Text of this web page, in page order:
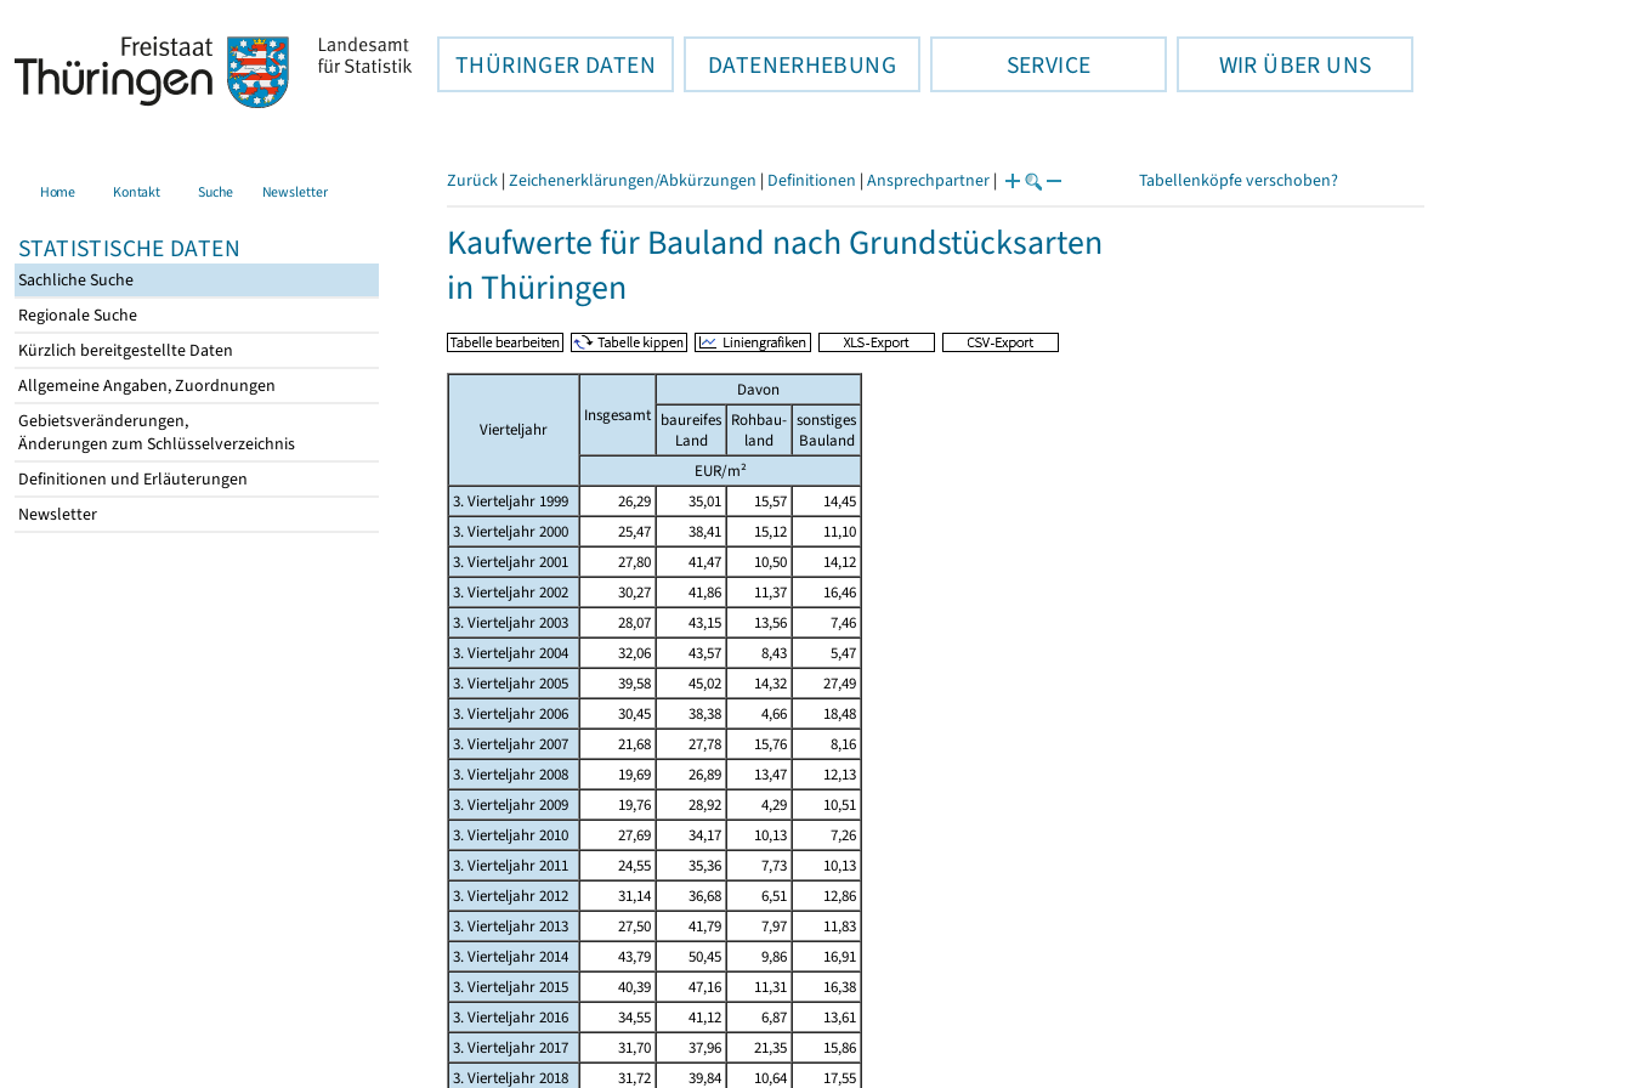
THÜRINGER DATEN DATENERHEBUNG SERVICE WIR ÜBER UNS
Home Kontakt Suche Newsletter
STATISTISCHE DATEN
Sachliche Suche
Regionale Suche
Kürzlich bereitgestellte Daten
Allgemeine Angaben, Zuordnungen
Gebietsveränderungen,
Änderungen zum Schlüsselverzeichnis
Definitionen und Erläuterungen
Newsletter
Zurück | Zeichenerklärungen/Abkürzungen | Definitionen | Ansprechpartner | Tabellenköpfe verschoben?
Kaufwerte für Bauland nach Grundstücksarten
in Thüringen
Vierteljahr
Insgesamt
Davon
baureifes
Land
Rohbau-
land
sonstiges
Bauland
EUR/m²
3. Vierteljahr 1999
26,29 35,01 15,57
14,45
3. Vierteljahr 2000
25,47 38,41 15,12
11,10
3. Vierteljahr 2001
27,80 41,47 10,50
14,12
3. Vierteljahr 2002
30,27 41,86 11,37
16,46
3. Vierteljahr 2003
28,07 43,15 13,56
7,46
3. Vierteljahr 2004
32,06 43,57 8,43
5,47
3. Vierteljahr 2005
39,58 45,02 14,32
27,49
3. Vierteljahr 2006
30,45 38,38 4,66
18,48
3. Vierteljahr 2007
21,68 27,78 15,76
8,16
3. Vierteljahr 2008
19,69 26,89 13,47
12,13
3. Vierteljahr 2009
19,76 28,92 4,29
10,51
3. Vierteljahr 2010
27,69 34,17 10,13
7,26
3. Vierteljahr 2011
24,55 35,36 7,73
10,13
3. Vierteljahr 2012
31,14 36,68 6,51
12,86
3. Vierteljahr 2013
27,50 41,79 7,97
11,83
3. Vierteljahr 2014
43,79 50,45 9,86
16,91
3. Vierteljahr 2015
40,39 47,16 11,31
16,38
3. Vierteljahr 2016
34,55 41,12 6,87
13,61
3. Vierteljahr 2017
31,70 37,96 21,35
15,86
3. Vierteljahr 2018
31,72 39,84 10,64 17,55